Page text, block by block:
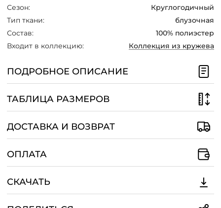
ЗАКАЗАТЬ ЗВОНОК
/
Сезон:
Круглогодичный
Тип ткани:
блузочная
Состав:
100% полиэстер
Входит в коллекцию:
Коллекция из кружева
ПОДРОБНОЕ ОПИСАНИЕ
ТАБЛИЦА РАЗМЕРОВ
ДОСТАВКА И ВОЗВРАТ
ОПЛАТА
СКАЧАТЬ